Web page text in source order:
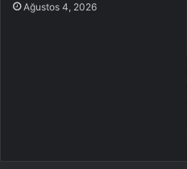
Ağustos 4, 2026